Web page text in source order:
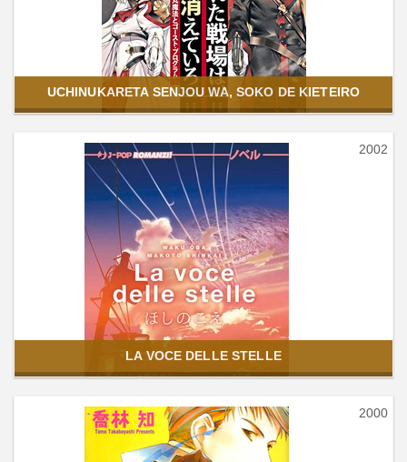
UCHINUKARETA SENJOU WA, SOKO DE KIETEIRO
2002
LA VOCE DELLE STELLE
2000